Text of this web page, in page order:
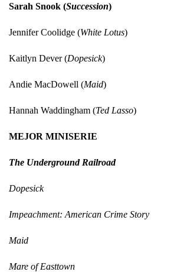
Sarah Snook (Succession)
Jennifer Coolidge (White Lotus)
Kaitlyn Dever (Dopesick)
Andie MacDowell (Maid)
Hannah Waddingham (Ted Lasso)
MEJOR MINISERIE
The Underground Railroad
Dopesick
Impeachment: American Crime Story
Maid
Mare of Easttown